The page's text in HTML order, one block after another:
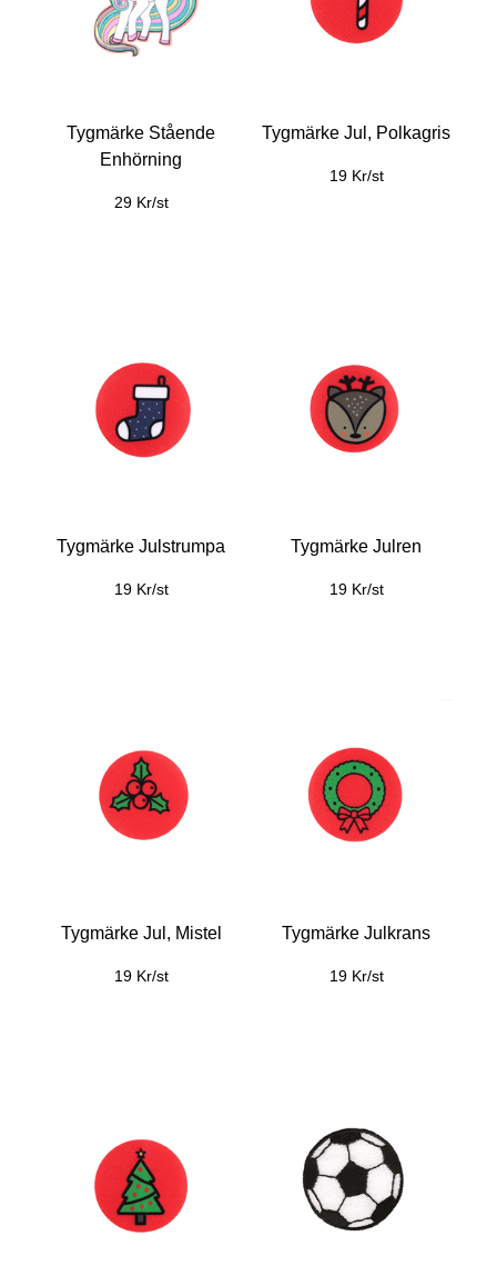
Tygmärke Stående
Enhörning
29 Kr/st
Tygmärke Jul, Polkagris
19 Kr/st
Tygmärke Julstrumpa
19 Kr/st
Tygmärke Julren
19 Kr/st
Tygmärke Jul, Mistel
19 Kr/st
Tygmärke Julkrans
19 Kr/st